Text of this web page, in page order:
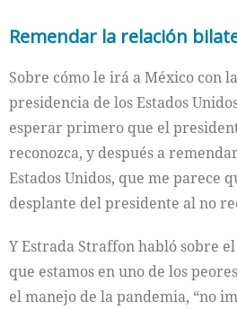
Remendar la relación
Sobre cómo le irá a México con
presidencia de los Estados
esperar primero que el
reconozca, y después a
Estados Unidos, que me parece
desplante del presidente al no
Y Estrada Straffon habló sobre
que estamos en uno de los
el manejo de la pandemia, “no